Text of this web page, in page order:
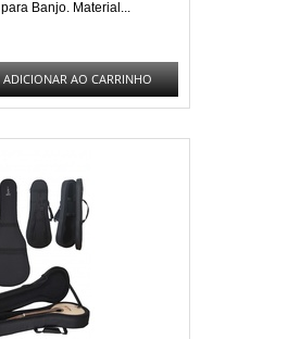
Banjo. Material...
ADICIONAR AO CARRINHO